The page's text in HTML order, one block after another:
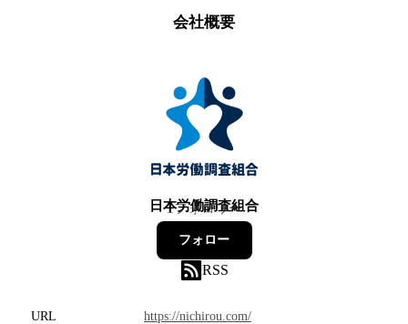
会社概要
日本労働調査組合
1フォロワー
フォロー
RSS
URL
https://nichirou.com/